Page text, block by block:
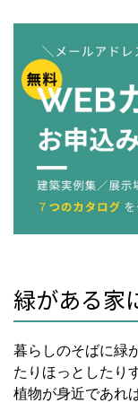
緑がある家
暮らしのそばに緑
たりほっとしたり
植物が身近であれ